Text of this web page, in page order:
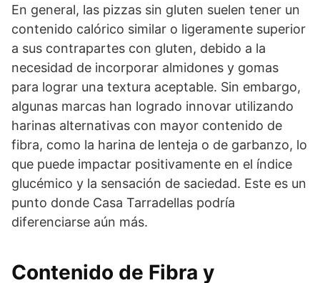
En general, las pizzas sin gluten suelen tener un
contenido calórico similar o ligeramente superior
a sus contrapartes con gluten, debido a la
necesidad de incorporar almidones y gomas
para lograr una textura aceptable. Sin embargo,
algunas marcas han logrado innovar utilizando
harinas alternativas con mayor contenido de
fibra, como la harina de lenteja o de garbanzo, lo
que puede impactar positivamente en el índice
glucémico y la sensación de saciedad. Este es un
punto donde Casa Tarradellas podría
diferenciarse aún más.
Contenido de Fibra y